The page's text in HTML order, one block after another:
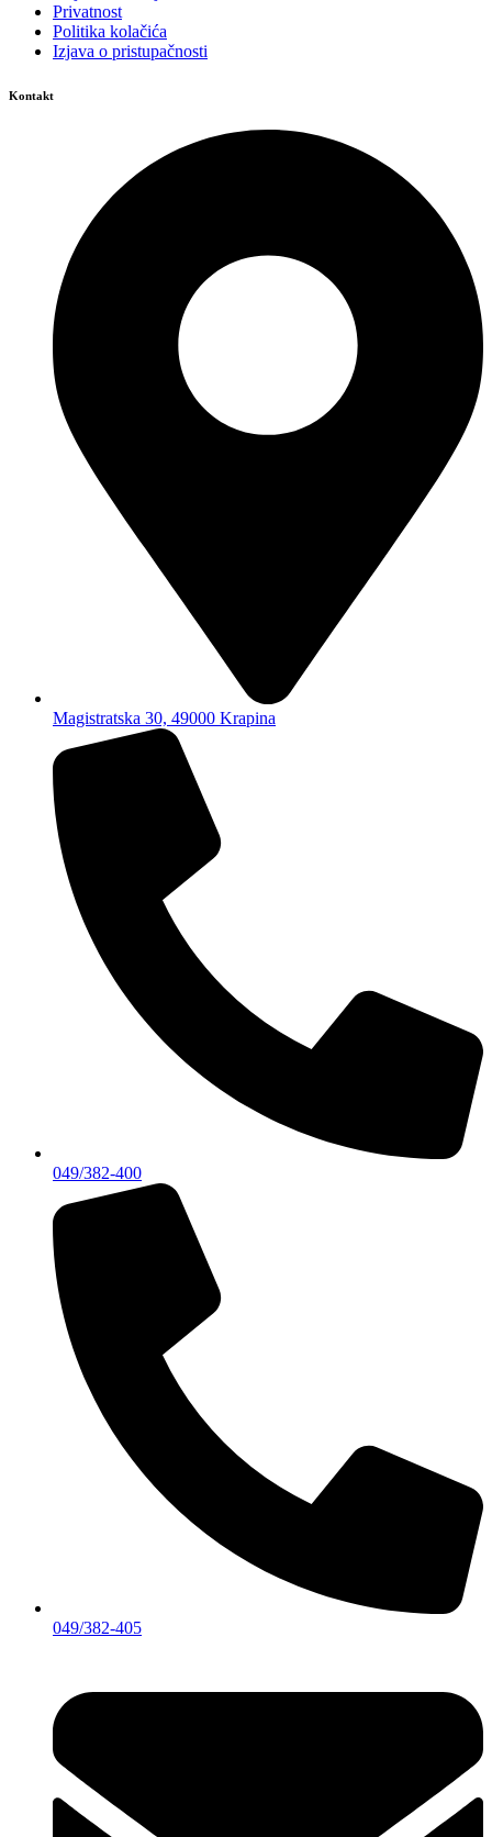
Privatnost
Politika kolačića
Izjava o pristupačnosti
Kontakt
Magistratska 30, 49000 Krapina
049/382-400
049/382-405